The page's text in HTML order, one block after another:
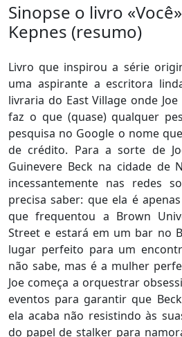
Sinopse o livro
Kepnes (resumo)
Livro que inspirou a série
uma aspirante a escritora
livraria do East Village onde
faz o que (quase) qualquer
pesquisa no Google o nome
de crédito. Para a sorte de
Guinevere Beck na cidade de
incessantemente nas redes
precisa saber: que ela é
que frequentou a Brown
Street e estará em um bar no
lugar perfeito para um
não sabe, mas é a mulher
Joe começa a orquestrar
eventos para garantir que
ela acaba não resistindo às
do papel de stalker para